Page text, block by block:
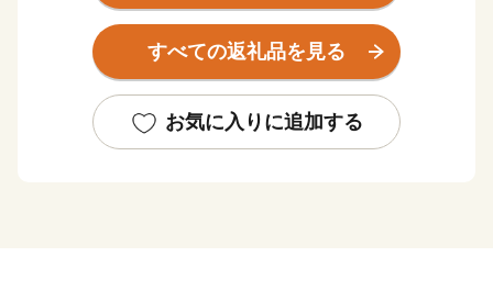
なにもないんじゃなくて、余計なものがなにもない。
だから、人と人が近くなる。きもちが広くなる。
都市からほどよく離れた、ちょうどいい田舎を楽しも
すべての返礼品を見る
お気に入りに追加する